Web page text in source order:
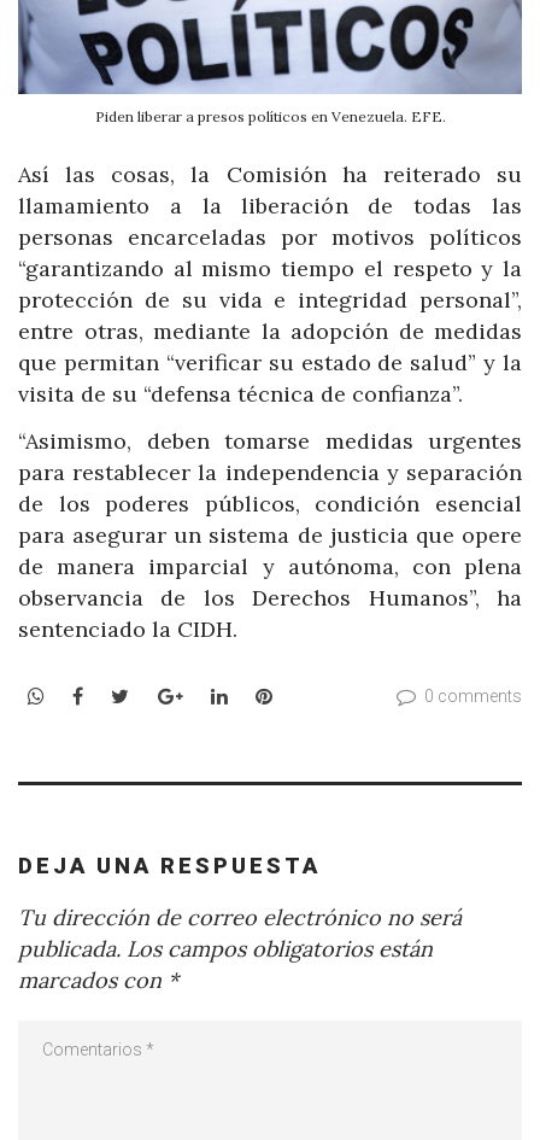
Piden liberar a presos políticos en Venezuela. EFE.
Así las cosas, la Comisión ha reiterado su
llamamiento a la liberación de todas las
personas encarceladas por motivos políticos
“garantizando al mismo tiempo el respeto y la
protección de su vida e integridad personal”,
entre otras, mediante la adopción de medidas
que permitan “verificar su estado de salud” y la
visita de su “defensa técnica de confianza”.
“Asimismo, deben tomarse medidas urgentes
para restablecer la independencia y separación
de los poderes públicos, condición esencial
para asegurar un sistema de justicia que opere
de manera imparcial y autónoma, con plena
observancia de los Derechos Humanos”, ha
sentenciado la CIDH.
WhatsApp
Facebook
TwitterGoogle+LinkedInPinterest 0 comments
DEJA UNA RESPUESTA
Tu dirección de correo electrónico no será
publicada. Los campos obligatorios están
marcados con *